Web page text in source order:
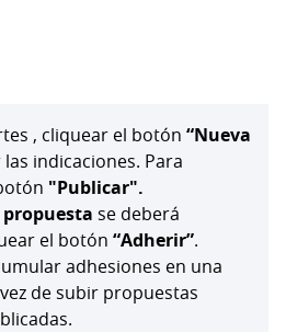
, cliquear el botón “Nueva
indicaciones. Para
"Publicar".
se deberá
el botón “Adherir”.
adhesiones en una
de subir propuestas